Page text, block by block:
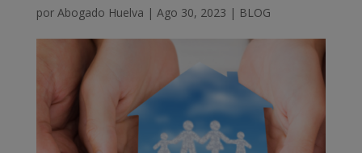
por Abogado Huelva | Ago 30, 2023 | BLOG